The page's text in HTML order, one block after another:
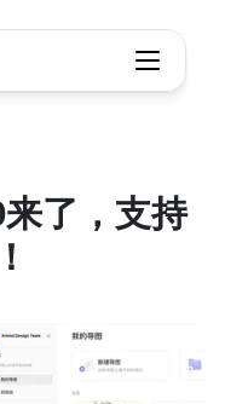
了，支持